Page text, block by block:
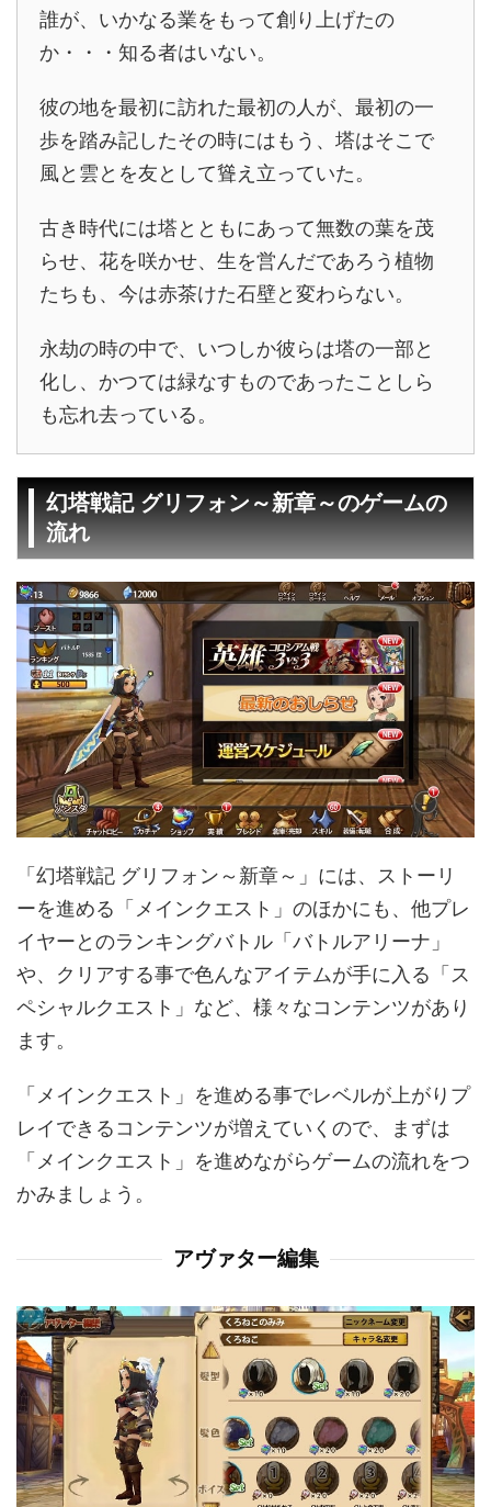
誰が、いかなる業をもって創り上げたの
か・・・知る者はいない。
彼の地を最初に訪れた最初の人が、最初の一
歩を踏み記したその時にはもう、塔はそこで
風と雲とを友として聳え立っていた。
古き時代には塔とともにあって無数の葉を茂
らせ、花を咲かせ、生を営んだであろう植物
たちも、今は赤茶けた石壁と変わらない。
永劫の時の中で、いつしか彼らは塔の一部と
化し、かつては緑なすものであったことしら
も忘れ去っている。
幻塔戦記 グリフォン～新章～のゲームの
流れ
「幻塔戦記 グリフォン～新章～」には、ストーリ
ーを進める「メインクエスト」のほかにも、他プレ
イヤーとのランキングバトル「バトルアリーナ」
や、クリアする事で色んなアイテムが手に入る「ス
ペシャルクエスト」など、様々なコンテンツがあり
ます。
「メインクエスト」を進める事でレベルが上がりプ
レイできるコンテンツが増えていくので、まずは
「メインクエスト」を進めながらゲームの流れをつ
かみましょう。
アヴァター編集